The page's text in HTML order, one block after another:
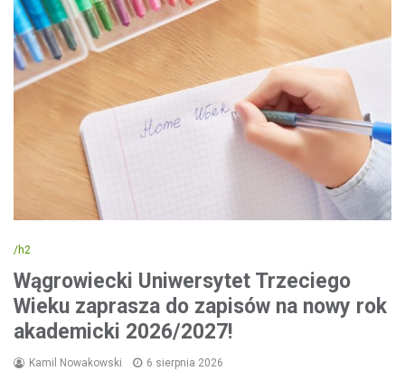
/h2
Wągrowiecki Uniwersytet Trzeciego
Wieku zaprasza do zapisów na nowy rok
akademicki 2026/2027!
Kamil Nowakowski 6 sierpnia 2026